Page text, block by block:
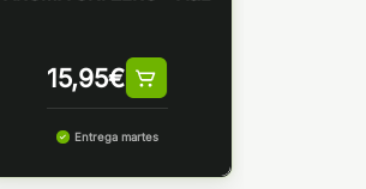
15,95€
Entrega martes